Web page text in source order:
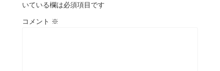
いている欄は必須項目です
コメント ※